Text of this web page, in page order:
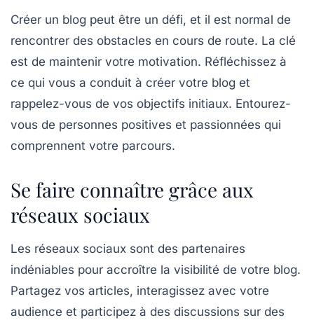
Créer un blog peut être un défi, et il est normal de
rencontrer des obstacles en cours de route. La clé
est de maintenir votre motivation. Réfléchissez à
ce qui vous a conduit à créer votre blog et
rappelez-vous de vos objectifs initiaux. Entourez-
vous de personnes positives et passionnées qui
comprennent votre parcours.
Se faire connaître grâce aux
réseaux sociaux
Les réseaux sociaux sont des partenaires
indéniables pour accroître la visibilité de votre blog.
Partagez vos articles, interagissez avec votre
audience et participez à des discussions sur des